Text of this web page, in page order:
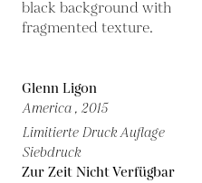
Glenn Ligon
America , 2015
Limitierte Druck Auflage
Siebdruck
Zur Zeit Nicht Verfügbar